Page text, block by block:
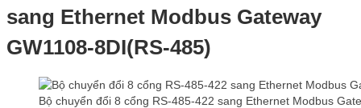
sang Ethernet Modbus Gateway
GW1108-8DI(RS-485)
Bộ chuyển đổi 8 cổng RS-485-422 sang Ethernet Modbus